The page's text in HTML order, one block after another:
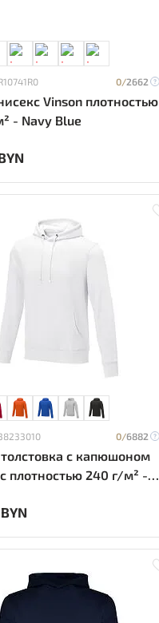
0/2662
Vinson плотностью
- Navy Blue
0/6882
с капюшоном
плотностью 240 г/м² -